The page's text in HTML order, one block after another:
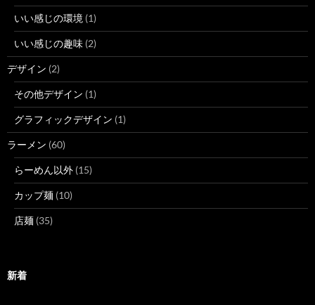
いい感じの環境 (1)
いい感じの趣味 (2)
デザイン (2)
その他デザイン (1)
グラフィックデザイン (1)
ラーメン (60)
らーめん以外 (15)
カップ麺 (10)
店麺 (35)
新着